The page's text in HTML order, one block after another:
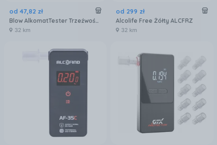
od 47,82 zł
Blow AlkomatTester Trzeźwości 3300 CCBLOA505260000
32 km
od 299 zł
Alcolife Free Żółty ALCFRZ
32 km